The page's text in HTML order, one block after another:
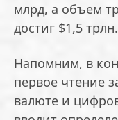
млрд, а объем
достиг $1,5 трлн.
Напомним, в
первое чтение
валюте и